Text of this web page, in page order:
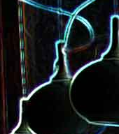
Salade de lentilles
branche et à la